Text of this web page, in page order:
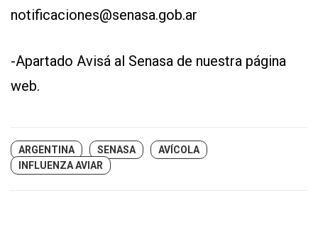
notificaciones@senasa.gob.ar
-Apartado Avisá al Senasa de nuestra página
web.
ARGENTINA SENASA
AVÍCOLA
INFLUENZA AVIAR